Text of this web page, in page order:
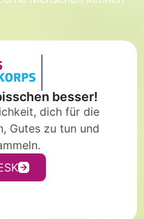
besser!
dich für die
Gutes zu tun und